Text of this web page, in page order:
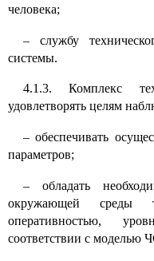
человека;
–службу
системы.
4.1.3. Комплекс
удовлетворять целям
–обеспечивать
параметров;
–
обладать
окружающей среды
оперативностью,
соответствии с моделью